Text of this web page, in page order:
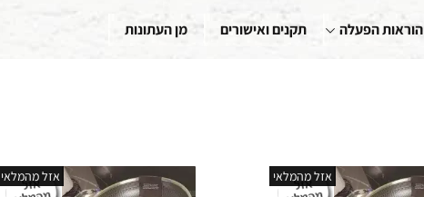
הוראות הפעלה תקנים ואישורים מן העתונות
אזל מהמלאי אזל מהמלאי